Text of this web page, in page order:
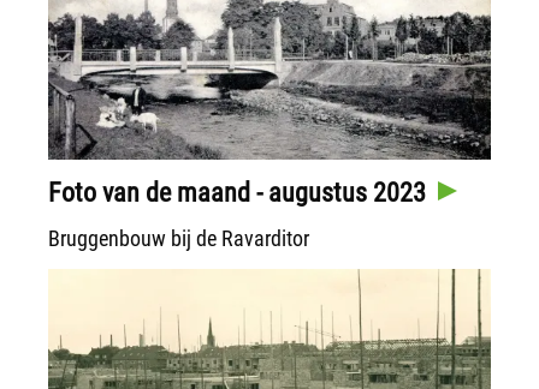
Foto van de maand - augustus 2023
Bruggenbouw bij de Ravarditor